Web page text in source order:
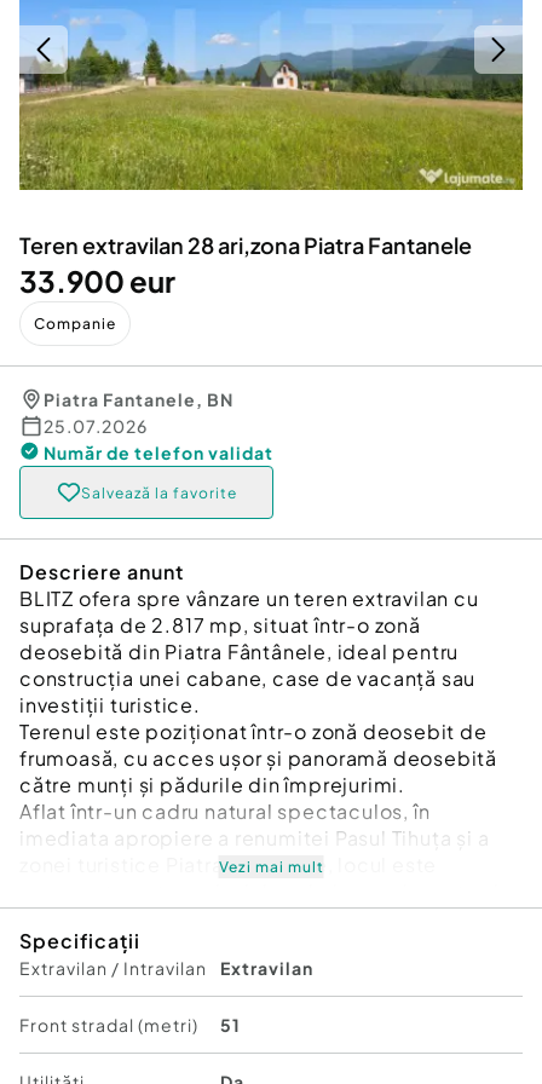
Servicii
Animale de companie
Afaceri și echipamente profesionale
Inchiriere Bunuri si Vehicule
Utilaje agricole si industriale
Piese auto si accesorii
Dacia Duster
Teren extravilan 28 ari,zona Piatra Fantanele
33.900 eur
Companie
Piatra Fantanele, BN
25.07.2026
Număr de telefon validat
Salvează la favorite
Descriere anunt
BLITZ ofera spre vânzare un teren extravilan cu
suprafața de 2.817 mp, situat într-o zonă
deosebită din Piatra Fântânele, ideal pentru
construcția unei cabane, case de vacanță sau
investiții turistice.
Terenul este poziționat într-o zonă deosebit de
frumoasă, cu acces ușor și panoramă deosebită
către munți și pădurile din împrejurimi.
Aflat într-un cadru natural spectaculos, în
imediata apropiere a renumitei Pasul Tihuța și a
zonei turistice Piatra Fântânele, locul este
Caracteristici teren
Suprafață totală: 2.817 mp
Categorie: Extravilan
Teren cu ușoară înclinație, ideal pentru construcții
cu vedere panoramică
Forma terenului: regulată, ușor de parcelat sau
Vezi mai mult
Specificații
Extravilan / Intravilan Extravilan
Front stradal (metri) 51